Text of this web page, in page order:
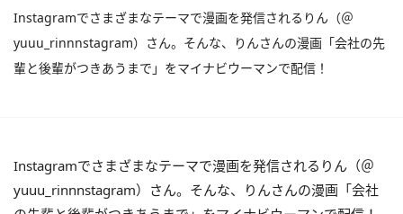
Instagramでさまざまなテーマで漫画を発信されるりん（＠
yuuu_rinnnstagram）さん。そんな、りんさんの漫画「会社の先
輩と後輩がつきあうまで」をマイナビウーマンで配信！
Instagramでさまざまなテーマで漫画を発信されるりん（＠
yuuu_rinnnstagram）さん。そんな、りんさんの漫画「会社